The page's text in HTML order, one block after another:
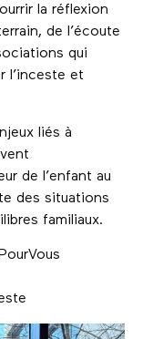
la réflexion
de l’écoute
qui
l’inceste et
liés à
de l’enfant au
des situations
familiaux.